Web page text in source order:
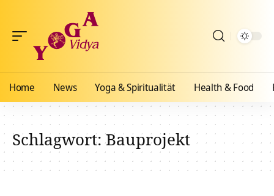
Home News Yoga & Spiritualität Health & Food
Schlagwort:Bauprojekt